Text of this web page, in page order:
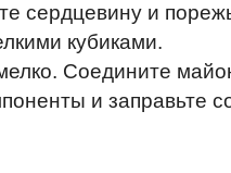
сердцевину и
кубиками.
Соедините
и заправьте